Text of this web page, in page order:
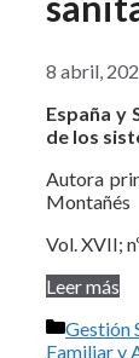
8 abril,
España y
de los
Autora
Montañés
Vol. XVII;
Leer más
Gestión
Familiar y